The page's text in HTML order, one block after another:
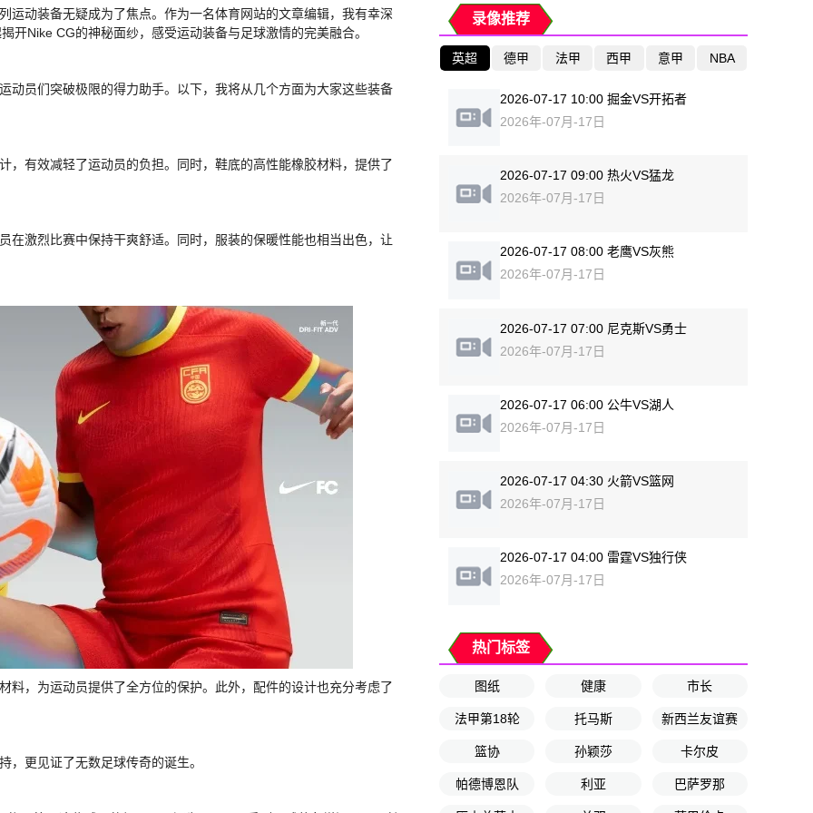
动装备无疑成为了焦点。作为一名体育网站的文章编辑，我有幸深
开Nike CG的神秘面纱，感受运动装备与足球激情的完美融合。
动员们突破极限的得力助手。以下，我将从几个方面为大家这些装备
，有效减轻了运动员的负担。同时，鞋底的高性能橡胶材料，提供了
在激烈比赛中保持干爽舒适。同时，服装的保暖性能也相当出色，让
料，为运动员提供了全方位的保护。此外，配件的设计也充分考虑了
，更见证了无数足球传奇的诞生。
录像推荐
英超 德甲 法甲 西甲 意甲 NBA
2026-07-17 10:00 掘金VS开拓者
2026年-07月-17日
2026-07-17 09:00 热火VS猛龙
2026年-07月-17日
2026-07-17 08:00 老鹰VS灰熊
2026年-07月-17日
2026-07-17 07:00 尼克斯VS勇士
2026年-07月-17日
2026-07-17 06:00 公牛VS湖人
2026年-07月-17日
2026-07-17 04:30 火箭VS篮网
2026年-07月-17日
2026-07-17 04:00 雷霆VS独行侠
2026年-07月-17日
热门标签
图纸 健康 市长
法甲第18轮 托马斯 新西兰友谊赛
篮协 孙颖莎 卡尔皮
帕德博恩队 利亚 巴萨罗那